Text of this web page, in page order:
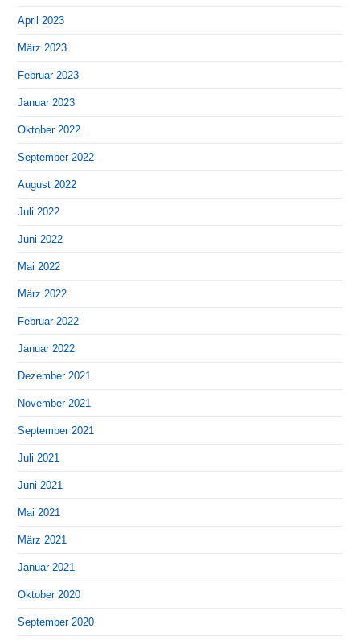
April 2023
März 2023
Februar 2023
Januar 2023
Oktober 2022
September 2022
August 2022
Juli 2022
Juni 2022
Mai 2022
März 2022
Februar 2022
Januar 2022
Dezember 2021
November 2021
September 2021
Juli 2021
Juni 2021
Mai 2021
März 2021
Januar 2021
Oktober 2020
September 2020